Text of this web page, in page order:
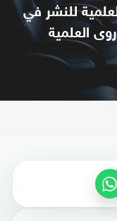
للنشر في
أروى العلمية